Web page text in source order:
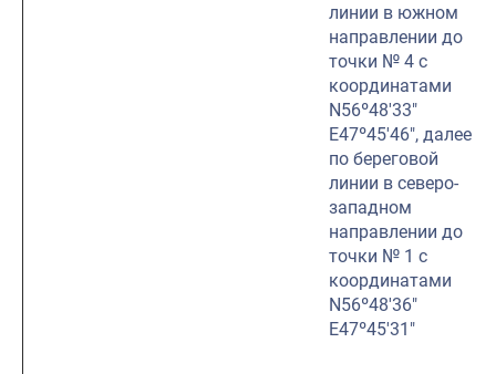
линии в южном
направлении до
точки № 4 с
координатами
N56º48′33″
E47º45′46″, далее
по береговой
линии в северо-
западном
направлении до
точки № 1 с
координатами
N56º48′36″
E47º45′31″